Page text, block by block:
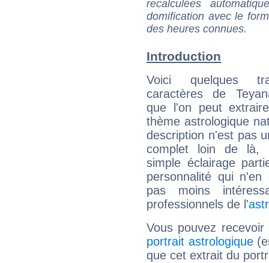
recalculées
domification avec le
des heures connues.
Introduction
Voici quelques
caractères de
que l'on peut
thème astrologique
description n'est pas
complet loin de là,
simple éclairage
personnalité qui n'en
pas moins
professionnels de l'
Vous pouvez
portrait astrologique
que cet extrait du